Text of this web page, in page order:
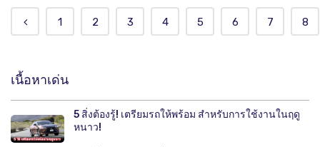
1 2 3 4 5 6 7 8
เนื้อหาเด่น
5 สิ่งต้องรู้! เตรียมรถให้พร้อม สำหรับการใช้งานในฤดู
หนาว!